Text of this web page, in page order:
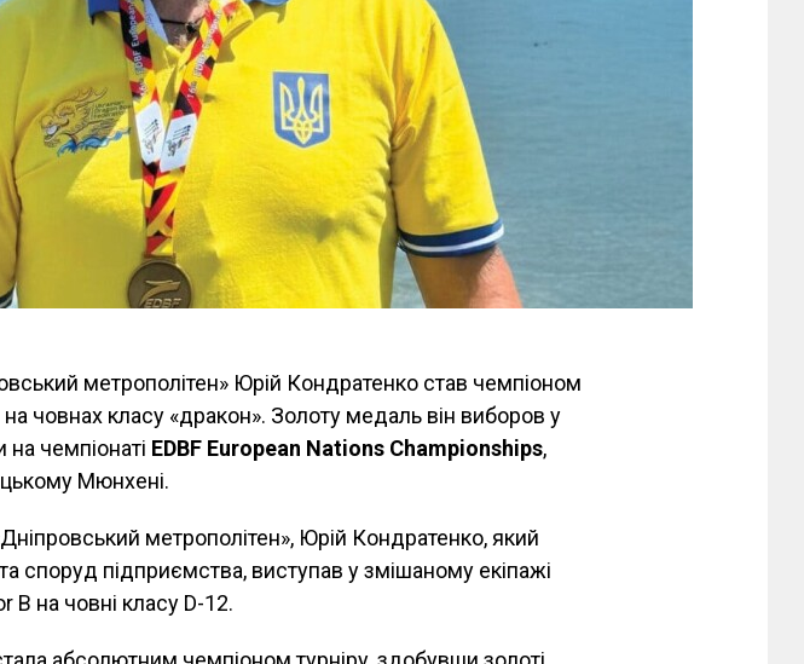
метрополітен» Юрій Кондратенко став чемпіоном
човнах класу «дракон». Золоту медаль він виборов у
на чемпіонаті EDBF European Nations Championships,
Мюнхені.
метрополітен», Юрій Кондратенко, який
споруд підприємства, виступав у змішаному екіпажі
B на човні класу D-12.